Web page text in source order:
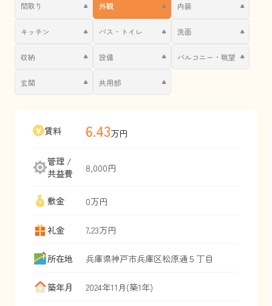
間取り 外観 内装
キッチン バス・トイレ 洗面
収納 設備 バルコニー・眺望
玄関 共用部
賃料 6.43万円
管理 /
共益費
8,000円
敷金 0万円
礼金 7.23万円
所在地 兵庫県神戸市兵庫区松原通５丁目
築年月 2024年11月(築1年)